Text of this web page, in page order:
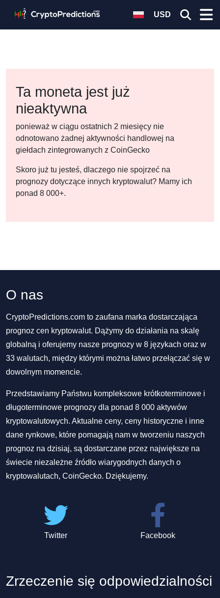
USD
Ta moneta jest już
nieaktywna
ponieważ w ciągu ostatnich 2 miesięcy nie
odnotowano żadnej aktywności handlowej na
giełdach zintegrowanych z CoinGecko
Skoro już tu jesteś, dlaczego nie spojrzeć na
prognozy dotyczące innych kryptowalut? Mamy ich
ponad 8 000+.
O nas
CryptoPredictions.com to zaufana marka dostarczająca
prognoz cen kryptowalut. Dążymy do działania na skalę
globalną i oferujemy nasze prognozy w 8 językach oraz w
33 walutach, między którymi można łatwo przełączać się w
dowolnym momencie.
Przedstawiamy Państwu kompleksowe krótkoterminowe i
długoterminowe prognozy dla ponad 8 000 aktywów
kryptowalutowych. Aktualne ceny, ceny historyczne i inne
dane rynkowe, które pomagają nam w tworzeniu naszych
prognoz na dzisiaj, są dostarczane przez największe na
świecie niezależne źródło wiarygodnych danych o
kryptowalutach, CoinGecko. Dziękujemy.
Twitter Facebook
Zrzeczenie się odpowiedzialności